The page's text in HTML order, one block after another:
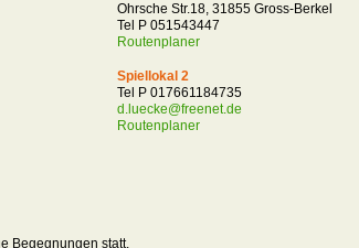
Ohrsche Str.18, 31855 Gross-Berkel
Tel P 051543447
Routenplaner
Spiellokal 2
Tel P 017661184735
d.luecke@freenet.de
Routenplaner
Begegnungen statt.